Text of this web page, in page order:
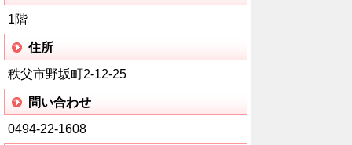
1階
住所
秩父市野坂町2-12-25
問い合わせ
0494-22-1608